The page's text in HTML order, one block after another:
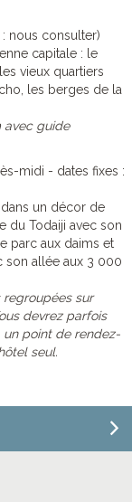
nous consulter)
capitale : le
vieux quartiers
les berges de la
avec guide
midi - dates fixes :
un décor de
du Todaiji avec son
parc aux daims et
son allée aux 3 000
regroupées sur
devrez parfois
un point de rendez-
seul.